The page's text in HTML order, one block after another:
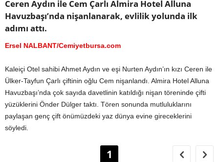
Ceren Aydın ile Cem Çarlı Almira Hotel Alluna
Havuzbaşı’nda nişanlanarak, evlilik yolunda ilk
adımı attı.
Ersel NALBANT/Cemiyetbursa.com
Kaleiçi Otel sahibi Ahmet Aydın ve eşi Nurten Aydın’ın kızı Ceren ile
Ülker-Tayfun Çarlı çiftinin oğlu Cem nişanlandı. Almira Hotel Alluna
Havuzbaşı’nda çok sayıda davetlinin katıldığı nişan töreninde çifti
yüzüklerini Önder Dülger taktı. Tören sonunda mutluluklarını
paylaşan genç çift önümüzdeki yaz dünya evine gireceklerini
söyledi.
1